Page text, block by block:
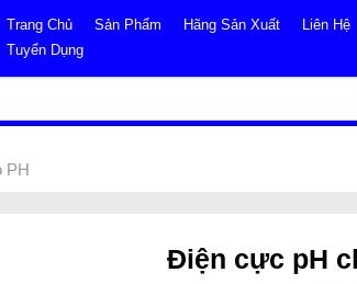
Trang Chủ Sản Phẩm Hãng Sản Xuất Liên Hệ
Tuyển Dụng
PH
Điện cực pH